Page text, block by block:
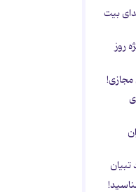
بیت
روز
تبیان